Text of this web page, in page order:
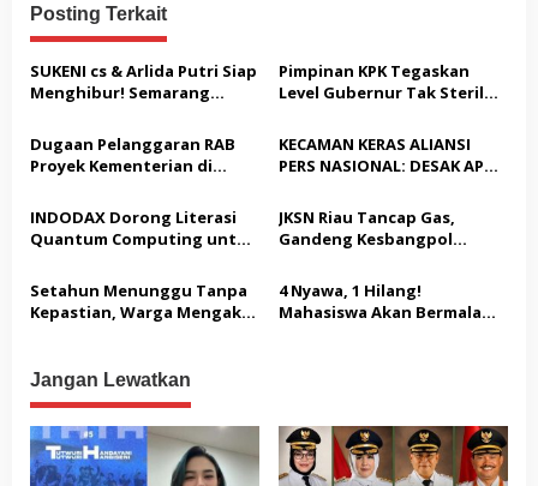
i
p
o
Posting Terkait
SUKENI cs & Arlida Putri Siap
Menghibur! Semarang
Akbar “Back On Track” 2026–
2029
Pimpinan KPK Tegaskan
Level Gubernur Tak Steril
Cukup, Bukan Dilindungi
Dugaan Pelanggaran RAB
Proyek Kementerian di
Nasionaldetik.com Desak
Tindakan Tegas
KECAMAN KERAS ALIANSI
PERS NASIONAL: DESAK APH
TERHADAP JURNALIS DAN
USUT TUNTAS GURITA
PUNGLI BERJAMAAH SERTA
KEPALA DINAS PENDIDIKAN
INDODAX Dorong Literasi
Quantum Computing untuk
Blockchain
JKSN Riau Tancap Gas,
Gandeng Kesbangpol
Kebangsaan dan Moderasi
Beragama
Setahun Menunggu Tanpa
Kepastian, Warga Mengaku
4 Nyawa, 1 Hilang!
Mahasiswa Akan Bermalam
Jangan Lewatkan